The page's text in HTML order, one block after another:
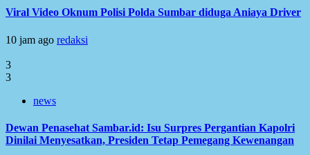
Viral Video Oknum Polisi Polda Sumbar diduga Aniaya Driver
10 jam ago redaksi
3
3
news
Dewan Penasehat Sambar.id: Isu Surpres Pergantian Kapolri
Dinilai Menyesatkan, Presiden Tetap Pemegang Kewenangan